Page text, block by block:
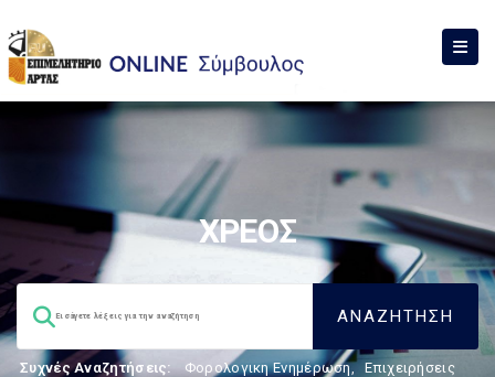
ΧΡΕΟΣ
Συχνές Αναζητήσεις: Φορολογικη Ενημέρωση, Επιχειρήσεις